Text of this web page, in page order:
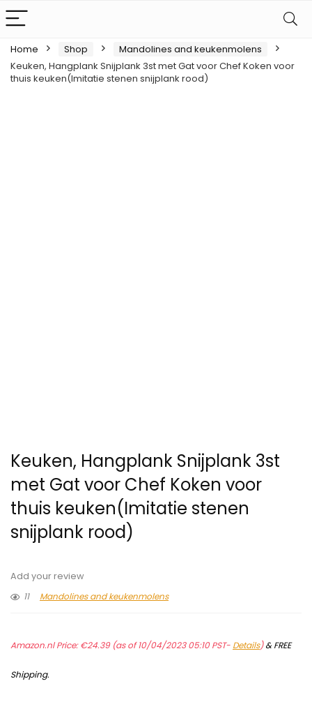
Home Shop
Mandolines and keukenmolens
Keuken, Hangplank Snijplank 3st met Gat voor Chef Koken voor
thuis keuken(Imitatie stenen snijplank rood)
Keuken, Hangplank Snijplank 3st
met Gat voor Chef Koken voor
thuis keuken(Imitatie stenen
snijplank rood)
Add your review
11
Mandolines and keukenmolens
Amazon.nl Price:€24.39(as of 10/04/2023 05:10 PST- Details)&FREE
Shipping.